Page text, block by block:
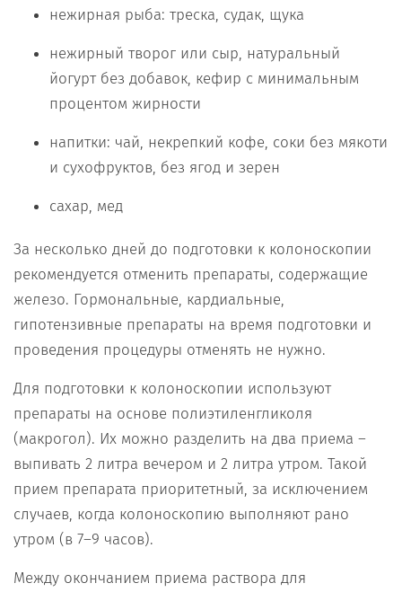
нежирная рыба: треска, судак, щука
нежирный творог или сыр, натуральный
йогурт без добавок, кефир с минимальным
процентом жирности
напитки: чай, некрепкий кофе, соки без мякоти
и сухофруктов, без ягод и зерен
сахар, мед
За несколько дней до подготовки к колоноскопии
рекомендуется отменить препараты, содержащие
железо. Гормональные, кардиальные,
гипотензивные препараты на время подготовки и
проведения процедуры отменять не нужно.
Для подготовки к колоноскопии используют
препараты на основе полиэтиленгликоля
(макрогол). Их можно разделить на два приема –
выпивать 2 литра вечером и 2 литра утром. Такой
прием препарата приоритетный, за исключением
случаев, когда колоноскопию выполняют рано
утром (в 7–9 часов).
Между окончанием приема раствора для